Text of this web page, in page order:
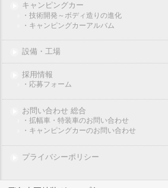
キャンピングカー
・技術開発～ボディ造りの進化
・キャンピングカーアルバム
設備・工場
採用情報
・応募フォーム
お問い合わせ 総合
・拡幅車・特装車のお問い合わせ
・キャンピングカーのお問い合わせ
プライバシーポリシー